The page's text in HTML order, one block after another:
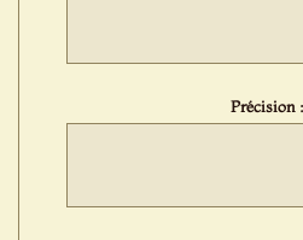
Précision :